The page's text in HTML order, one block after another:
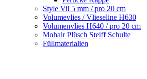
Style Vil 5 mm / pro 20 cm
Volumevlies / Vlieseline H630
Volumenvlies H640 / pro 20 cm
Mohair Plüsch Steiff Schulte
Füllmaterialien